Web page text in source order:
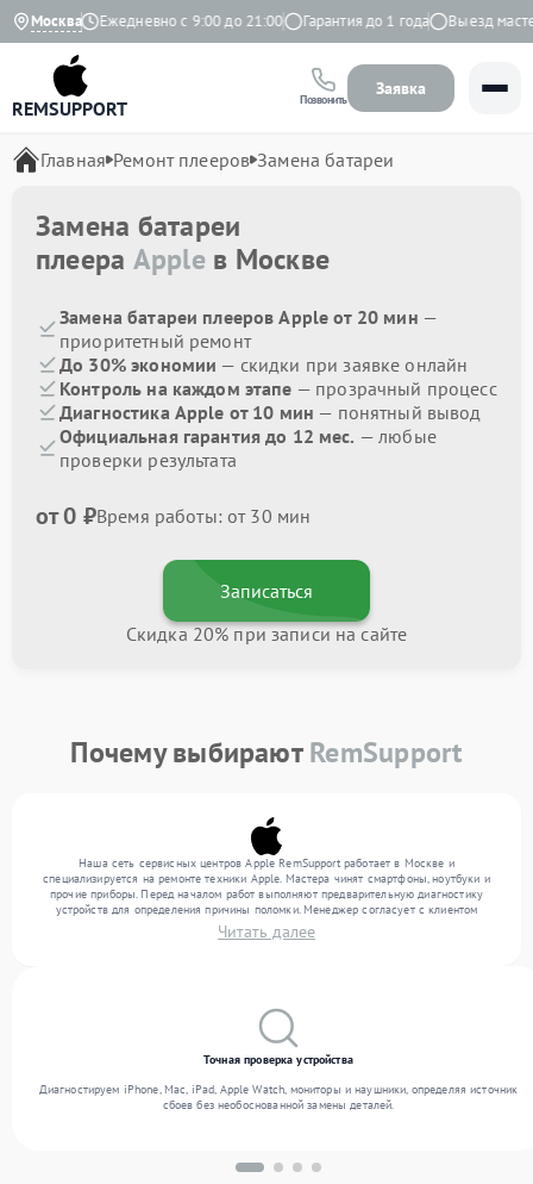
Москва
Яндекс Ежедневно с 9:00 до 21:00 Гарантия до 1 года Выезд
REMSUPPORT Позвонить
Заявка
Главная Ремонт плееров Замена батареи
Замена батареи
плеера Appleв Москве
Замена батареи плееров Apple от 20 мин —
приоритетный ремонт
До 30% экономии — скидки при заявке онлайн
Контроль на каждом этапе — прозрачный процесс
Диагностика Apple от 10 мин — понятный вывод
Официальная гарантия до 12 мес. — любые
проверки результата
от 0 ₽Время работы: от 30 мин
Записаться
Скидка 20% при записи на сайте
Почему выбираютRemSupport
Наша сеть сервисных центров Apple RemSupport работает в Москве и
специализируется на ремонте техники Apple. Мастера чинят смартфоны, ноутбуки и
прочие приборы. Перед началом работ выполняют предварительную диагностику
устройств для определения причины поломки. Менеджер согласует с клиентом
перечень необходимых работ и их стоимость. Только после этого инженеры
выполняют ремонт с заменой деталей по необходимости. После работ их качество
Читать далее
Точная проверка устройства
Диагностируем iPhone, Mac, iPad, Apple Watch, мониторы и наушники, определяя источник
сбоев без необоснованной замены деталей.